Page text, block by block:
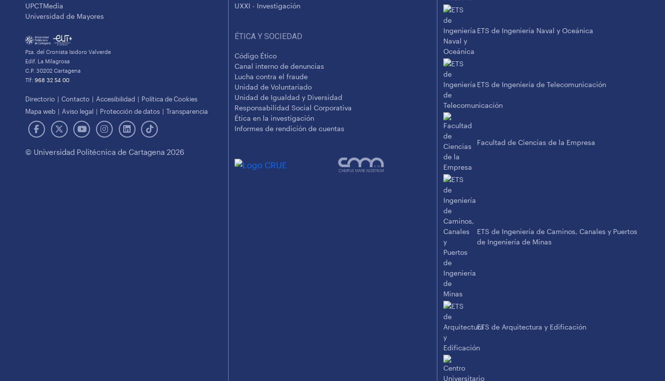
UPCTMedia
Universidad de Mayores
Pza. del Cronista Isidoro Valverde
Edif. La Milagrosa
C.P. 30202 Cartagena
Tlf: 968 32 54 00
Directorio Contacto Accesibilidad
Política de Cookies
Mapa web
Aviso legal Protección de datos Transparencia
© Universidad Politécnica de Cartagena 2026
UXXI - Investigación
ÉTICA Y SOCIEDAD
Código Ético
Canal interno de denuncias
Lucha contra el fraude
Unidad de Voluntariado
Unidad de Igualdad y Diversidad
Responsabilidad Social Corporativa
Ética en la investigación
Informes de rendición de cuentas
ETS de Ingeniería Naval y Oceánica
ETS de Ingeniería de Telecomunicación
Facultad de Ciencias de la Empresa
ETS de Ingeniería de Caminos, Canales y Puertos
de Ingeniería de Minas
ETS de Arquitectura y Edificación